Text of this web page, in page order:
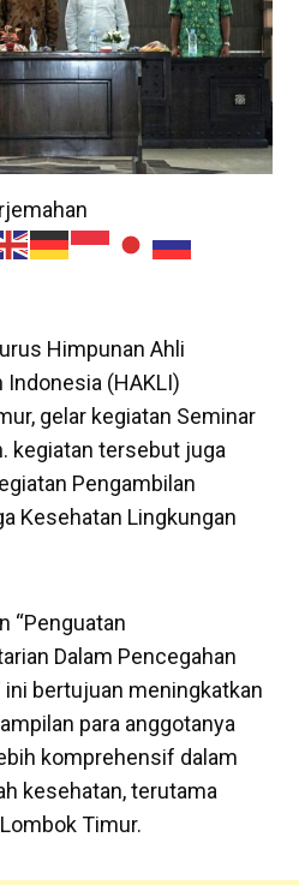
Himpunan Ahli
Indonesia (HAKLI)
gelar kegiatan Seminar
kegiatan tersebut juga
Pengambilan
Kesehatan Lingkungan
“Penguatan
Dalam Pencegahan
ini bertujuan meningkatkan
para anggotanya
komprehensif dalam
kesehatan, terutama
Timur.